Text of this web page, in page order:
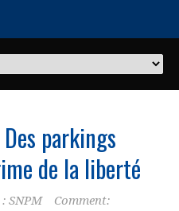
parkings
de la liberté
: SNPM
Comment: